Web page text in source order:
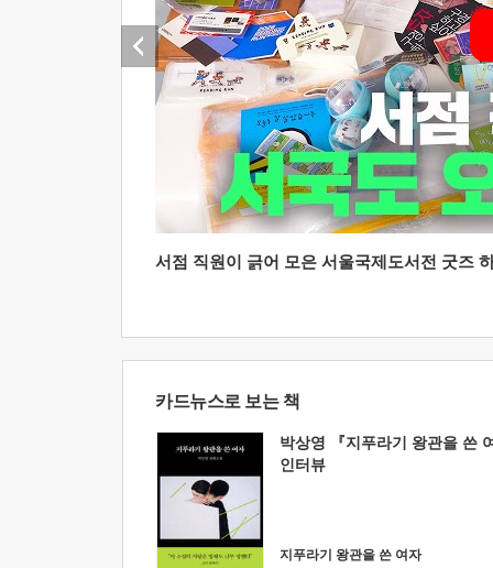
서점 직원이 긁어 모은 서울국제도서전 굿즈
카드뉴스로 보는 책
박상영 『지푸라기 왕관을 쓴
인터뷰
지푸라기 왕관을 쓴 여자